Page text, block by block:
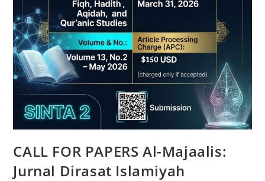
CALL FOR PAPERS Al-Majaalis:
Jurnal Dirasat Islamiyah